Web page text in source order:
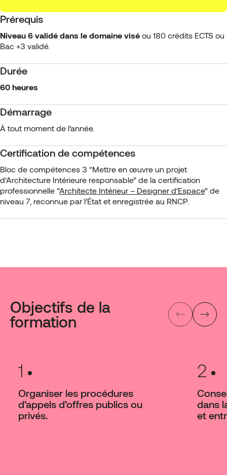
Prérequis
Niveau 6 validé dans le domaine visé ou 180 crédits ECTS ou
Bac +3 validé.
Durée
60 heures
Démarrage
À tout moment de l’année.
Certification de compétences
Bloc de compétences 3 “Mettre en œuvre un projet
d’Architecture Intérieure responsable” de la certification
professionnelle “Architecte Intérieur – Designer d’Espace” de
niveau 7, reconnue par l’État et enregistrée au RNCP.
Objectifs de la
formation
1
Organiser les procédures
d’appels d’offres publics ou
privés.
2
dans
et